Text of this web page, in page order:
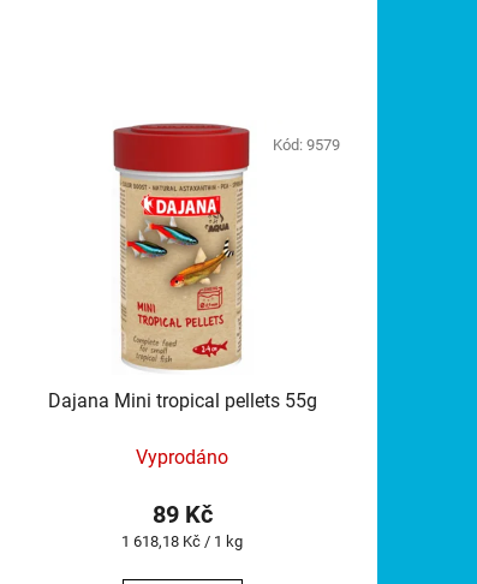
Dajana Mini tropical pellets 55g
Vyprodáno
89 Kč
Měrná
1 618,18 Kč / 1 kg
Kód: 9579